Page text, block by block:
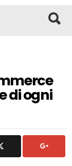
di ogni